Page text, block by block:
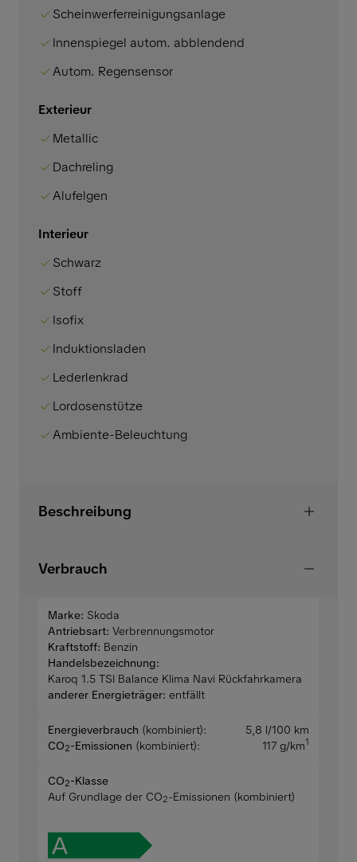
Scheinwerferreinigungsanlage
Innenspiegel autom. abblendend
Autom. Regensensor
Exterieur
Metallic
Dachreling
Alufelgen
Interieur
Schwarz
Stoff
Isofix
Induktionsladen
Lederlenkrad
Lordosenstütze
Ambiente-Beleuchtung
Beschreibung
Verbrauch
Marke: Skoda
Antriebsart: Verbrennungsmotor
Kraftstoff: Benzin
Handelsbezeichnung:
Karoq 1.5 TSI Balance Klima Navi Rückfahrkamera
anderer Energieträger: entfällt
Energieverbrauch (kombiniert):
5,8 l/100 km
CO2-Emissionen (kombiniert): 117 g/km1
CO2-Klasse
Auf Grundlage der CO2-Emissionen (kombiniert)
A